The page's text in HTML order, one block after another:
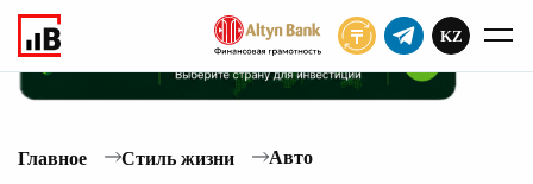
KZ
Главное Стиль жизни Авто